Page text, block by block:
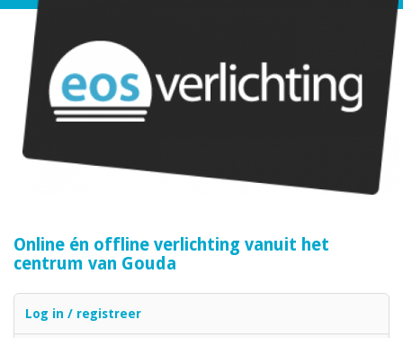
Online én offline verlichting vanuit het
centrum van Gouda
Log in / registreer